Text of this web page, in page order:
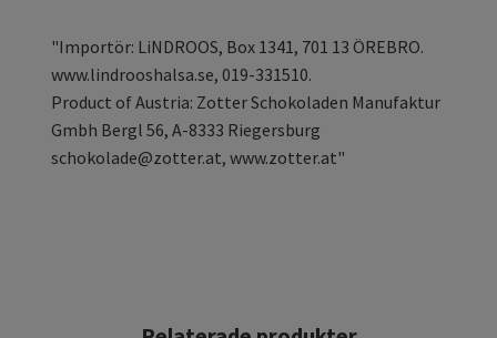
"Importör: LiNDROOS, Box 1341, 701 13 ÖREBRO.
www.lindrooshalsa.se, 019-331510.
Product of Austria: Zotter Schokoladen Manufaktur
Gmbh Bergl 56, A-8333 Riegersburg
schokolade@zotter.at, www.zotter.at"